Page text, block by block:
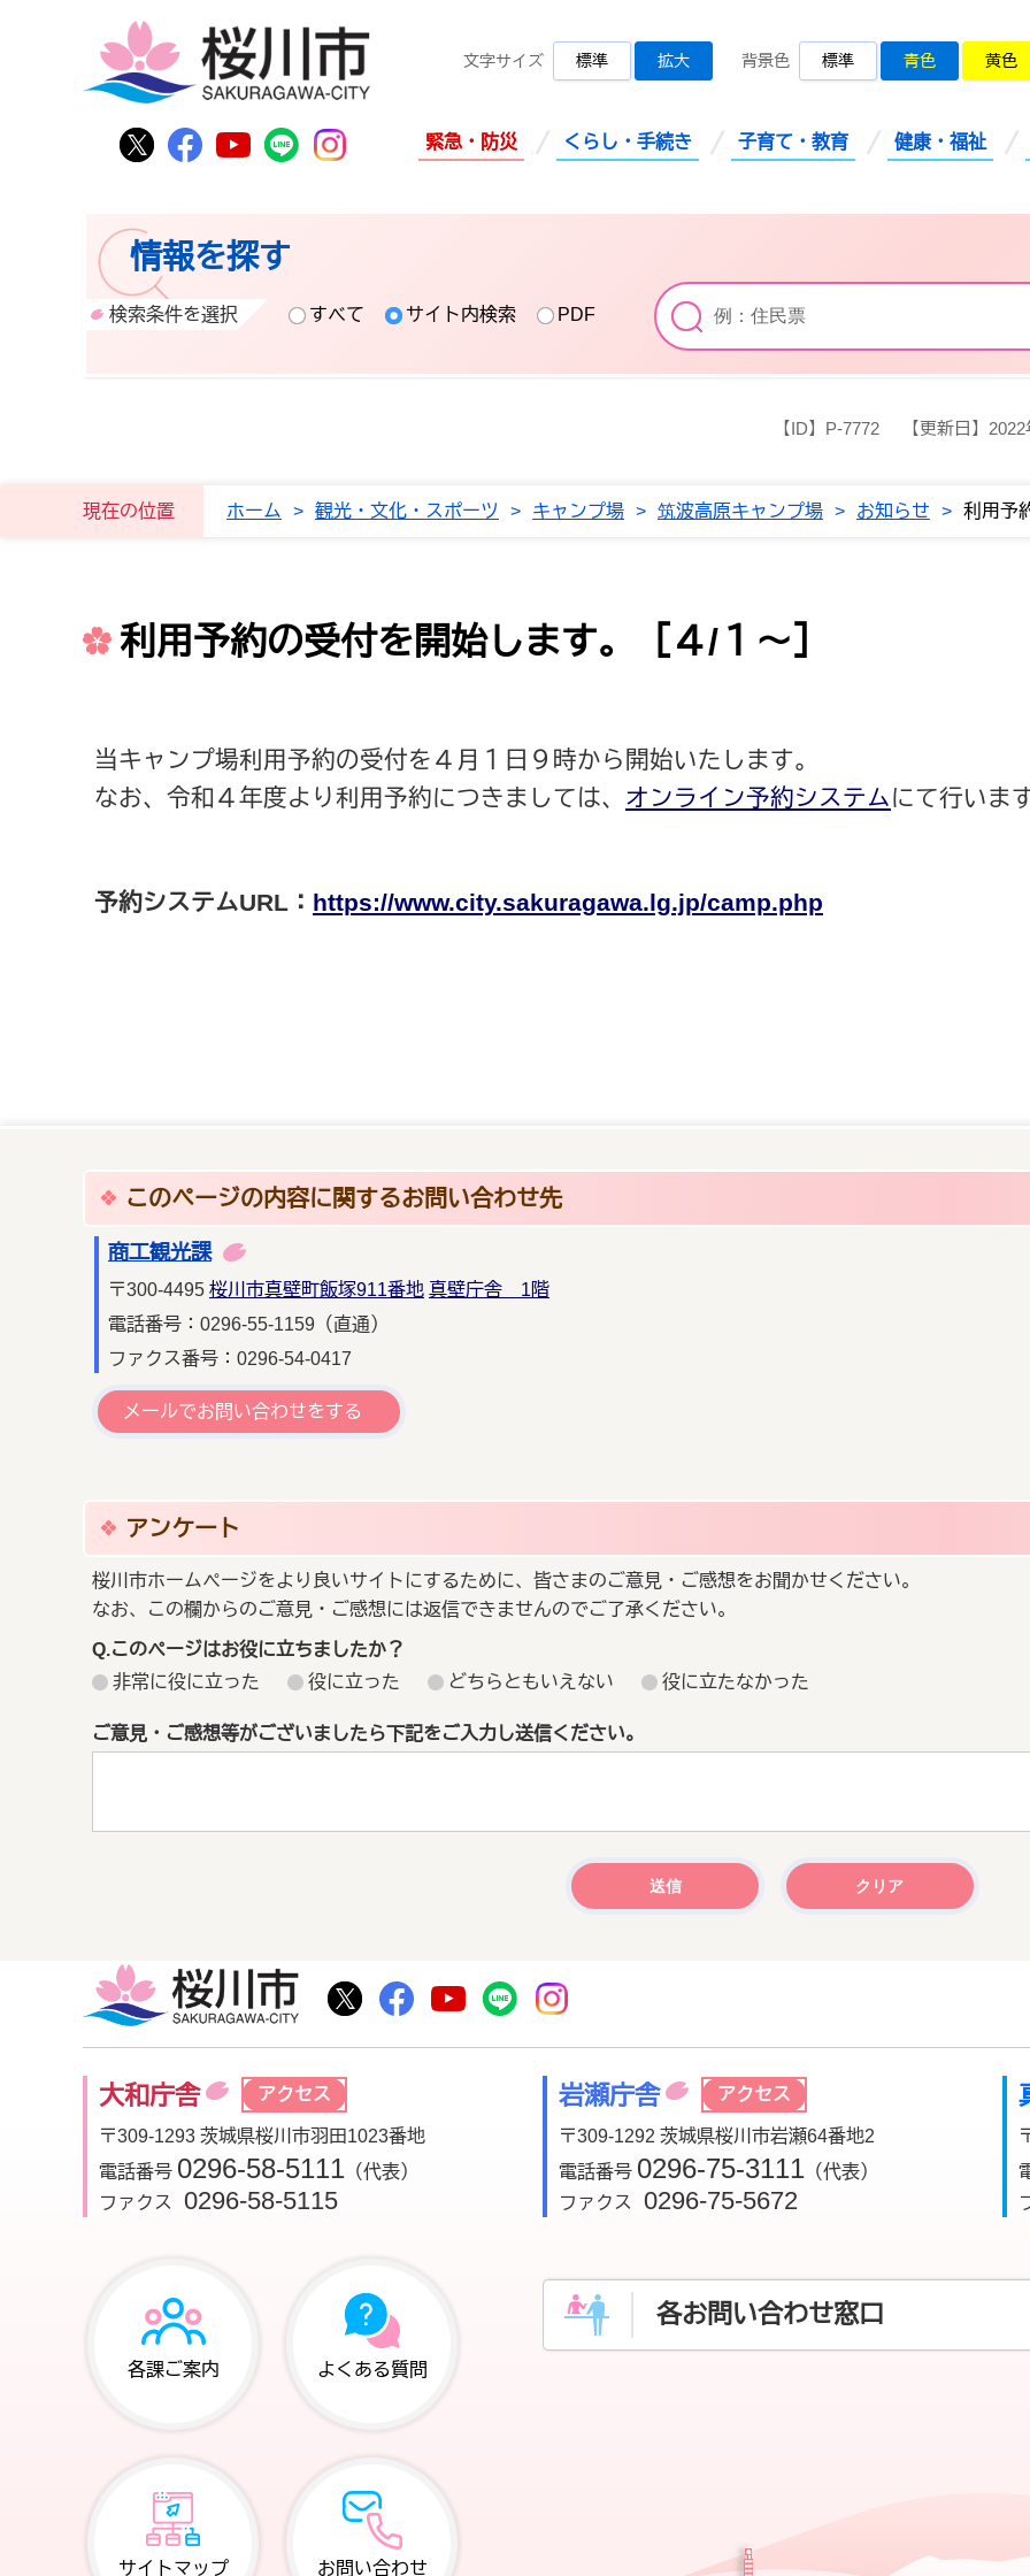
桜川市公式Twitter
桜川市公式Facebook
桜川市公式YouTube
桜川市公式LINE
Instagram
文字サイズ 標準 拡大 背景色 標準 青色 黄色
緊急・防災 くらし・手続き 子育て・教育 健康・福祉
情報を探す
検索条件を選択 すべて サイト内検索 PDF
【ID】 P-7772 【更新日】
現在の位置 ホーム > 観光・文化・スポーツ > キャンプ場 > 筑波高原キャンプ場 > お知らせ > 利用予
利用予約の受付を開始します。［４/１～］
当キャンプ場利用予約の受付を４月１日９時から開始いたします。
なお、令和４年度より利用予約につきましては、 オンライン予約システムにて行いま
予約システムURL： https://www.city.sakuragawa.lg.jp/camp.php
このページの内容に関するお問い合わせ先
商工観光課
〒300-4495 桜川市真壁町飯塚911番地 真壁庁舎 1階
電話番号：0296-55-1159（直通）
ファクス番号：0296-54-0417
メールでお問い合わせをする
アンケート
桜川市ホームページをより良いサイトにするために、皆さまのご意見・ご感想をお聞かせください。
なお、この欄からのご意見・ご感想には返信できませんのでご了承ください。
Q.このページはお役に立ちましたか？
非常に役に立った
役に立った どちらともいえない 役に立たなかった
ご意見・ご感想等がございましたら下記をご入力し送信ください。
桜川市公式Twitter
桜川市公式Facebook
桜川市公式YouTube
桜川市公式LINE
大和庁舎 アクセス
〒309-1293 茨城県桜川市羽田1023番地
電話番号 0296-58-5111 （代表）
ファクス
0296-58-5115
岩瀬庁舎 アクセス
〒309-1292 茨城県桜川市岩瀬64番地2
電話番号 0296-75-3111 （代表）
ファクス
0296-75-5672
各課ご案内 よくある質問
サイトマップ お問い合わせ
各お問い合わせ窓口